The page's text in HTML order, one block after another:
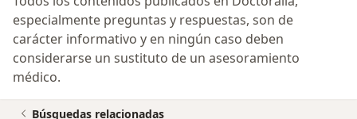
especialmente preguntas y respuestas, son de
carácter informativo y en ningún caso deben
considerarse un sustituto de un asesoramiento
médico.
Búsquedas relacionadas